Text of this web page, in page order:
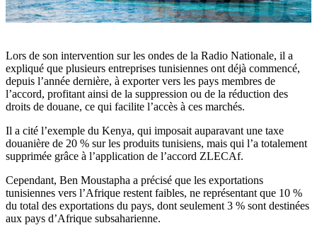
Lors de son intervention sur les ondes de la Radio Nationale, il a
expliqué que plusieurs entreprises tunisiennes ont déjà commencé,
depuis l’année dernière, à exporter vers les pays membres de
l’accord, profitant ainsi de la suppression ou de la réduction des
droits de douane, ce qui facilite l’accès à ces marchés.
Il a cité l’exemple du Kenya, qui imposait auparavant une taxe
douanière de 20 % sur les produits tunisiens, mais qui l’a totalement
supprimée grâce à l’application de l’accord ZLECAf.
Cependant, Ben Moustapha a précisé que les exportations
tunisiennes vers l’Afrique restent faibles, ne représentant que 10 %
du total des exportations du pays, dont seulement 3 % sont destinées
aux pays d’Afrique subsaharienne.